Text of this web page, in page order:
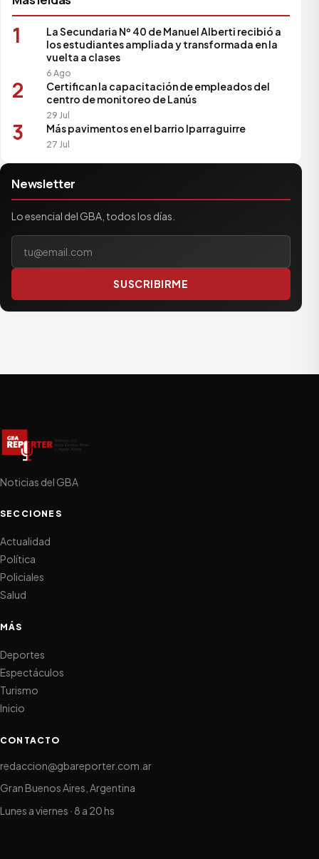
1
La Secundaria Nº 40 de Manuel Alberti recibió a
los estudiantes ampliada y transformada en la
vuelta a clases
6 Ago
2
Certifican la capacitación de empleados del
centro de monitoreo de Lanús
29 Jul
3 Más pavimentos en el barrio Iparraguirre
27 Jul
Newsletter
Lo esencial del GBA, todos los días.
SUSCRIBIRME
Noticias del GBA
SECCIONES
Actualidad
Política
Policiales
Salud
MÁS
Deportes
Espectáculos
Turismo
Inicio
CONTACTO
redaccion@gbareporter.com.ar
Gran Buenos Aires, Argentina
Lunes a viernes · 8 a 20 hs